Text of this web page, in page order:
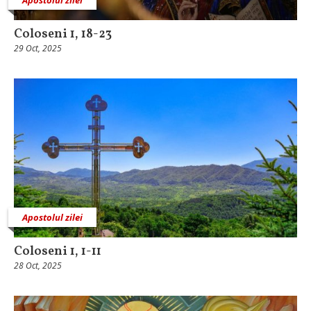
Coloseni 1, 18-23
29 Oct, 2025
Apostolul zilei
Coloseni 1, 1-11
28 Oct, 2025